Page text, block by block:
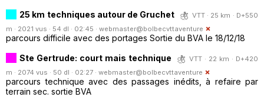
25 km techniques autour de Gruchet
VTT · 25 km · D+550
m · 2021 vus · 54 dl · 02:45 · webmaster@bolbecvttaventure
parcours difficile avec des portages Sortie du BVA le 18/12/18
Ste Gertrude: court mais technique
VTT · 22 km · D+420
m · 2074 vus · 50 dl · 02:27 · webmaster@bolbecvttaventure
parcours technique avec des passages inédits, à refaire par
terrain sec. sortie BVA